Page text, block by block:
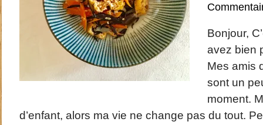
Bonjour,
avez bien
Mes amis
sont un
moment.
d’enfant, alors ma vie ne change pas du tout.